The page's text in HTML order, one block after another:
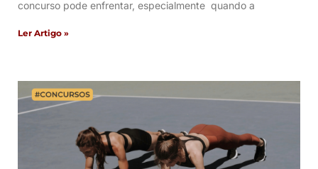
concurso pode enfrentar, especialmente quando a
Ler Artigo »